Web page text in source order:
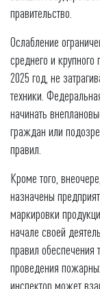
правительство.
Ослабление
среднего и
2025 год, не
техники.
начинать
граждан или
правил.
Кроме того,
назначены
маркировки
начале своей
правил обеспечения
проведения
инспектор может